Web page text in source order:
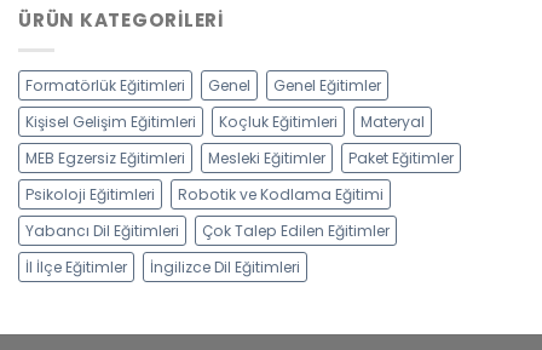
ÜRÜN KATEGORILERI
Formatörlük Eğitimleri Genel
Genel Eğitimler
Kişisel Gelişim Eğitimleri
Koçluk Eğitimleri
Materyal
MEB Egzersiz Eğitimleri
Mesleki Eğitimler
Paket Eğitimler
Psikoloji Eğitimleri
Robotik ve Kodlama Eğitimi
Yabancı Dil Eğitimleri
Çok Talep Edilen Eğitimler
İl İlçe Eğitimler
İngilizce Dil Eğitimleri